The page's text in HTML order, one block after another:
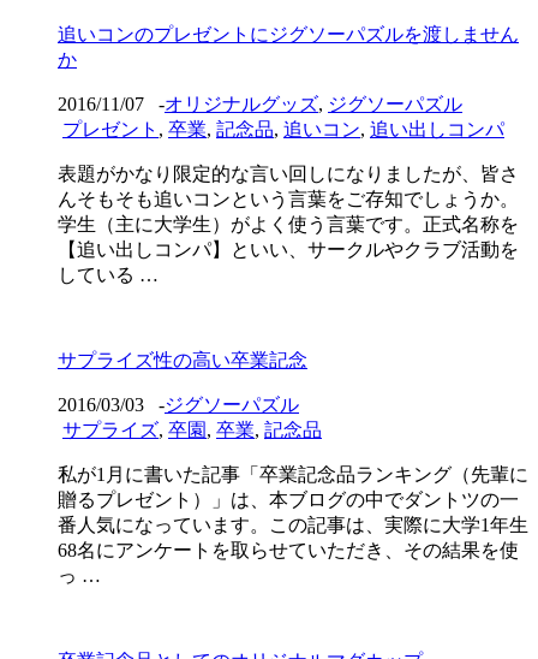
追いコンのプレゼントにジグソーパズルを渡しません
か
2016/11/07 -オリジナルグッズ, ジグソーパズル
プレゼント , 卒業, 記念品, 追いコン, 追い出しコンパ
表題がかなり限定的な言い回しになりましたが、皆さ
んそもそも追いコンという言葉をご存知でしょうか。
学生（主に大学生）がよく使う言葉です。正式名称を
【追い出しコンパ】といい、サークルやクラブ活動を
している …
サプライズ性の高い卒業記念
2016/03/03 -ジグソーパズル
サプライズ, 卒園 , 卒業, 記念品
私が1月に書いた記事「卒業記念品ランキング（先輩に
贈るプレゼント）」は、本ブログの中でダントツの一
番人気になっています。この記事は、実際に大学1年生
68名にアンケートを取らせていただき、その結果を使
っ …